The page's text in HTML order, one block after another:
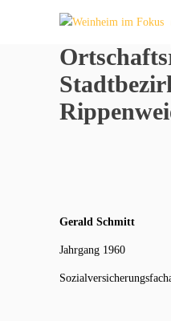
Gerald Schmitt
Jahrgang 1960